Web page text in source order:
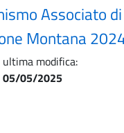
Associato di
Montana
ultima modifica:
05/05/2025